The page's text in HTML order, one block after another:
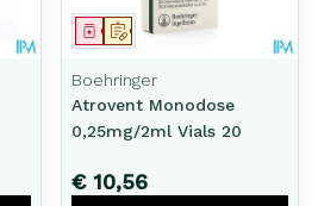
Op voorschrift
Geneesmiddel
Boehringer
Atrovent Monodose
0,25mg/2ml Vials 20
€ 10,56